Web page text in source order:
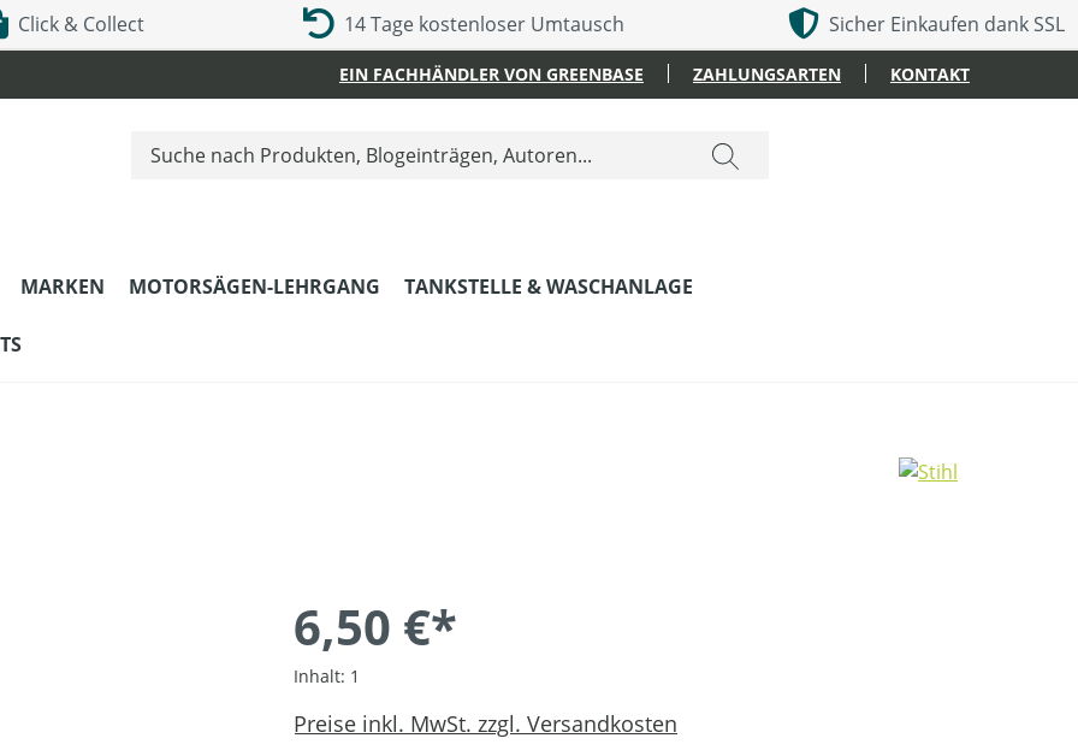
Click & Collect 14 Tage kostenloser Umtausch Sicher Einkaufen dank SSL
EIN FACHHÄNDLER VON GREENBASE ZAHLUNGSARTEN KONTAKT
MARKEN MOTORSÄGEN-LEHRGANG TANKSTELLE & WASCHANLAGE
6,50 €*
Inhalt: 1
Preise inkl. MwSt. zzgl. Versandkosten